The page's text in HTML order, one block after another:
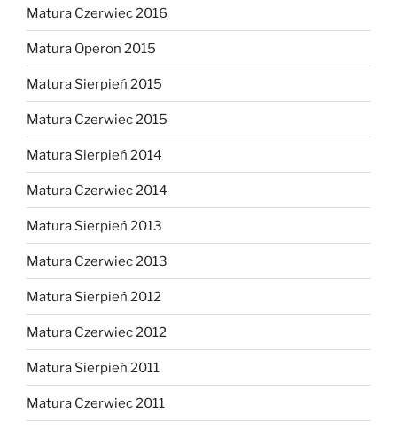
Matura Czerwiec 2016
Matura Operon 2015
Matura Sierpień 2015
Matura Czerwiec 2015
Matura Sierpień 2014
Matura Czerwiec 2014
Matura Sierpień 2013
Matura Czerwiec 2013
Matura Sierpień 2012
Matura Czerwiec 2012
Matura Sierpień 2011
Matura Czerwiec 2011